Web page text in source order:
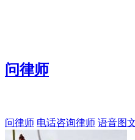
问律师
问律师 电话咨询律师 语音图